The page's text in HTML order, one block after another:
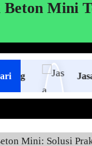
Beton Mini
Jasa